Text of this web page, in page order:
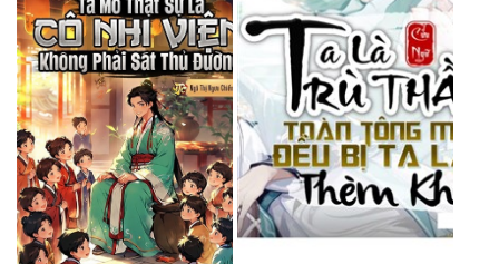
Mưu Mô
Mạt Thế
Mỹ Thực
Ngôn Tình
Ngược